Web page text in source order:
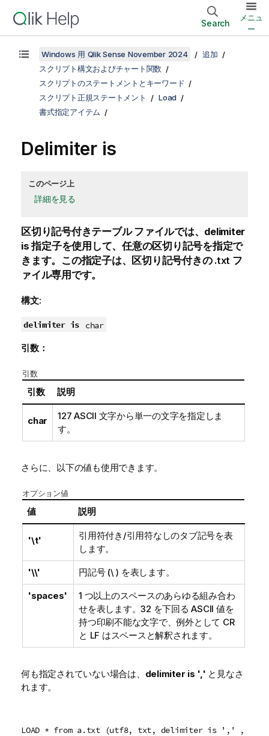
Search
メニュ
ー
Windows 用 Qlik Sense November 2024
追加
スクリプト構文およびチャート関数
スクリプトのステートメントとキーワード
スクリプト正規ステートメント
Load
書式指定アイテム
Delimiter is
このページ上
詳細を見る
区切り記号付きテーブル ファイルでは、 delimiter
is 指定子を使用して、任意の区切り記号を指定で
きます。この指定子は、区切り記号付きの .txt フ
ァイル専用です。
構文:
delimiter is char
引数：
引数
引数 説明
char 127 ASCII 文字から単一の文字を指定しま
す。
さらに、以下の値も使用できます。
オプション値
値 説明
'\t'
引用符付き/引用符なしのタブ記号を表
します。
'\\' 円記号 (\ ) を表します。
'spaces'
1 つ以上のスペースのあらゆる組み合わ
せを表します。32 を下回るASCII 値を
持つ印刷不能な文字で、例外として CR
と LF はスペースと解釈されます。
何も指定されていない場合は、 delimiter is ',' と見なさ
れます。
LOAD * from a.txt (utf8, txt, delimiter is ',' ,